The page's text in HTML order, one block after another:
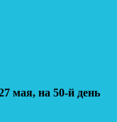
мая, на 50-й день